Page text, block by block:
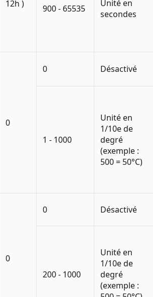
12h )
900 - 65535
Unité en
secondes
0
0 Désactivé
1 - 1000
Unité en
1/10e de
degré
(exemple :
500 = 50°C)
0
0 Désactivé
200 - 1000
Unité en
1/10e de
degré
(exemple :